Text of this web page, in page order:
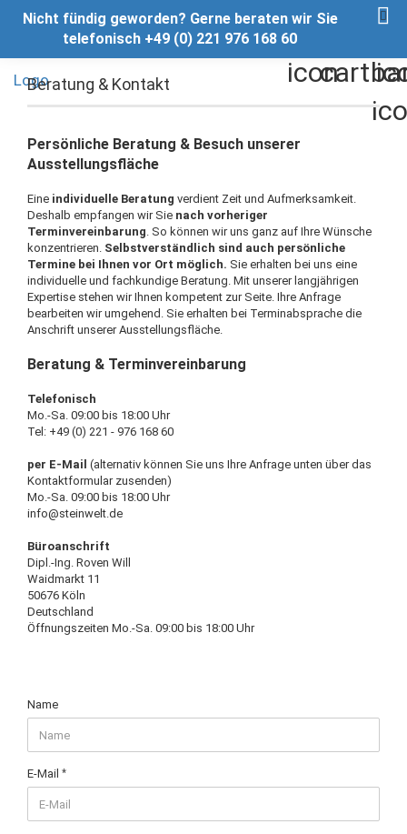
Nicht fündig geworden? Gerne beraten wir Sie
telefonisch +49 (0) 221 976 168 60
Beratung & Kontakt
Persönliche Beratung & Besuch unserer
Ausstellungsfläche
Eine individuelle Beratung verdient Zeit und Aufmerksamkeit.
Deshalb empfangen wir Sie nach vorheriger
Terminvereinbarung. So können wir uns ganz auf Ihre Wünsche
konzentrieren. Selbstverständlich sind auch persönliche
Termine bei Ihnen vor Ort möglich. Sie erhalten bei uns eine
individuelle und fachkundige Beratung. Mit unserer langjährigen
Expertise stehen wir Ihnen kompetent zur Seite. Ihre Anfrage
bearbeiten wir umgehend. Sie erhalten bei Terminabsprache die
Anschrift unserer Ausstellungsfläche.
Beratung & Terminvereinbarung
Telefonisch
Mo.-Sa. 09:00 bis 18:00 Uhr
Tel: +49 (0) 221 - 976 168 60
per E-Mail (alternativ können Sie uns Ihre Anfrage unten über das
Kontaktformular zusenden)
Mo.-Sa. 09:00 bis 18:00 Uhr
info@steinwelt.de
Büroanschrift
Dipl.-Ing. Roven Will
Waidmarkt 11
50676 Köln
Deutschland
Öffnungszeiten Mo.-Sa. 09:00 bis 18:00 Uhr
BERATUNG
&
KONTAKT
Name
E-Mail